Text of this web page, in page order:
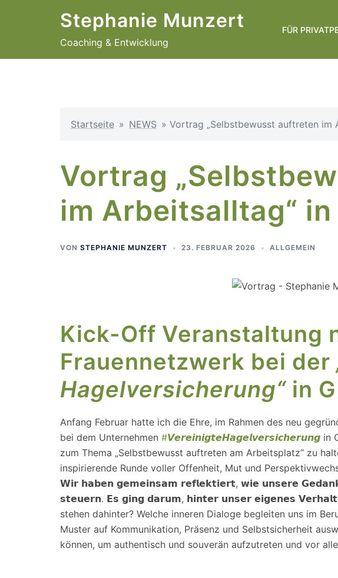
Stephanie Munzert
Coaching & Entwicklung
FÜR
Startseite » NEWS » Vortrag „Selbstbewusst auftreten im
Vortrag
im Arbeitsalltag“ in
VON STEPHANIE MUNZERT 23. FEBRUAR 2026 ALLGEMEIN
Kick-Off Veranstaltung
Frauennetzwerk bei der
Hagelversicherung“ in
Anfang Februar hatte ich die Ehre, im Rahmen des neu
bei dem Unternehmen #𝙑𝙚𝙧𝙚𝙞𝙣𝙞𝙜𝙩𝙚𝙃𝙖𝙜𝙚𝙡𝙫𝙚𝙧𝙨𝙞𝙘𝙝𝙚𝙧𝙪𝙣𝙜 in
zum Thema „Selbstbewusst auftreten am Arbeitsplatz“ zu
inspirierende Runde voller Offenheit, Mut und
𝗪𝗶𝗿 𝗵𝗮𝗯𝗲𝗻 𝗴𝗲𝗺𝗲𝗶𝗻𝘀𝗮𝗺 𝗿𝗲𝗳𝗹𝗲𝗸𝘁𝗶𝗲𝗿𝘁, 𝘄𝗶𝗲 𝘂𝗻𝘀𝗲𝗿𝗲
𝘀𝘁𝗲𝘂𝗲𝗿𝗻. 𝗘𝘀 𝗴𝗶𝗻𝗴 𝗱𝗮𝗿𝘂𝗺, 𝗵𝗶𝗻𝘁𝗲𝗿 𝘂𝗻𝘀𝗲𝗿 𝗲𝗶𝗴𝗲𝗻𝗲𝘀
stehen dahinter? Welche inneren Dialoge begleiten uns im
Muster auf Kommunikation, Präsenz und Selbstsicherheit
können, um authentisch und souverän aufzutreten und vor